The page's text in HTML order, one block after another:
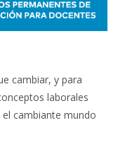
cambiar, y para
laborales
cambiante mundo